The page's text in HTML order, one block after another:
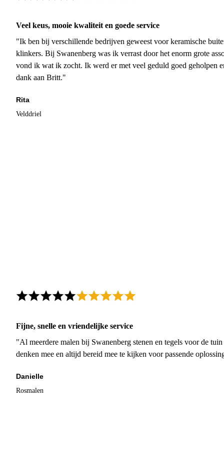
Veel keus, mooie kwaliteit en goede service
"Ik ben bij verschillende bedrijven geweest voor keramische
klinkers. Bij Swanenberg was ik verrast door het enorm grote
vond ik wat ik zocht. Ik werd er met veel geduld goed geholpen
dank aan Britt."
Rita
Velddriel
Fijne, snelle en vriendelijke service
"Al meerdere malen bij Swanenberg stenen en tegels voor de
denken mee en altijd bereid mee te kijken voor passende
Danielle
Rosmalen